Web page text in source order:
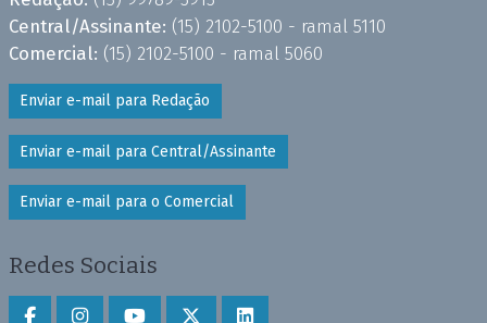
Central/Assinante: (15) 2102-5100 - ramal 5110
Comercial: (15) 2102-5100 - ramal 5060
Enviar e-mail para Redação
Enviar e-mail para Central/Assinante
Enviar e-mail para o Comercial
Redes Sociais